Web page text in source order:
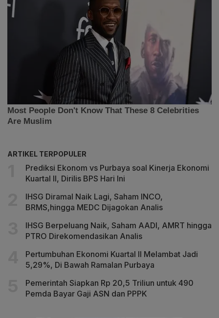
ARTIKEL TERPOPULER
Prediksi Ekonom vs Purbaya soal Kinerja Ekonomi
Kuartal II, Dirilis BPS Hari Ini
IHSG Diramal Naik Lagi, Saham INCO,
BRMS,hingga MEDC Dijagokan Analis
IHSG Berpeluang Naik, Saham AADI, AMRT hingga
PTRO Direkomendasikan Analis
Pertumbuhan Ekonomi Kuartal II Melambat Jadi
5,29%, Di Bawah Ramalan Purbaya
Pemerintah Siapkan Rp 20,5 Triliun untuk 490
Pemda Bayar Gaji ASN dan PPPK